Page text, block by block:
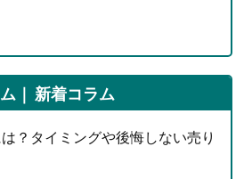
新着コラム
？タイミングや後悔しない売り